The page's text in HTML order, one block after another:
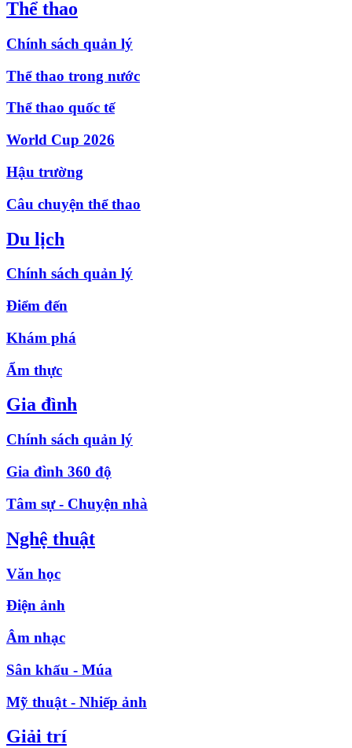
Thể thao
Chính sách quản lý
Thể thao trong nước
Thể thao quốc tế
World Cup 2026
Hậu trường
Câu chuyện thể thao
Du lịch
Chính sách quản lý
Điểm đến
Khám phá
Ẩm thực
Gia đình
Chính sách quản lý
Gia đình 360 độ
Tâm sự - Chuyện nhà
Nghệ thuật
Văn học
Điện ảnh
Âm nhạc
Sân khấu - Múa
Mỹ thuật - Nhiếp ảnh
Giải trí